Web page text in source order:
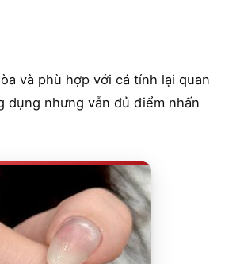
và phù hợp với cá tính lại quan
dụng nhưng vẫn đủ điểm nhấn